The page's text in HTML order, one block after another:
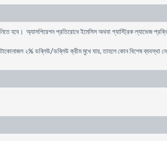
হবে। অ্যাসপিরেশন প্রতিরোধে ইমেসিস অথবা গ্যাস্ট্রিক ল্যাভেজ
২% ডব্লিউ/ডব্লিউ ক্রীম মুখে যায়, তাহলে কোন বিশেষ ব্যবস্থা